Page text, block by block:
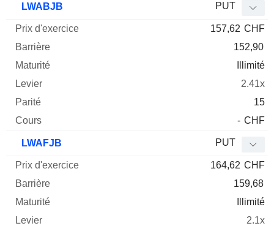
LWABJB PUT
157,62 CHF
152,90
Illimité
2.41x
15
- CHF
LWAFJB PUT
164,62 CHF
159,68
Illimité
2.1x